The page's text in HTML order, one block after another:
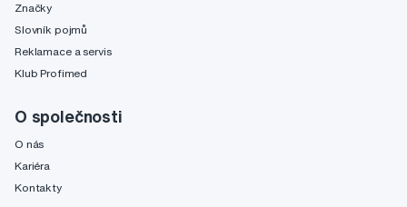
Značky
Slovník pojmů
Reklamace a servis
Klub Profimed
O společnosti
O nás
Kariéra
Kontakty